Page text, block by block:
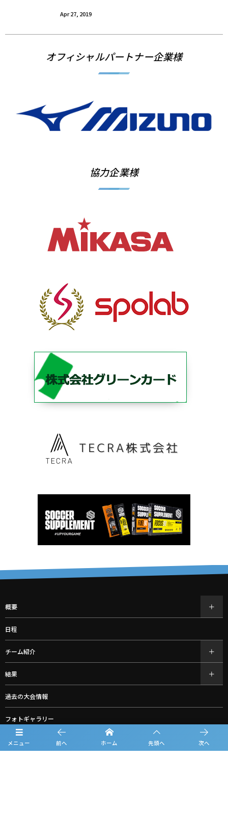
Apr 27, 2019
オフィシャルパートナー企業様
協力企業様
メニュー 前へ ホーム 先頭へ 次へ
概要
日程
チーム紹介
結果
過去の大会情報
フォトギャラリー
お知らせ